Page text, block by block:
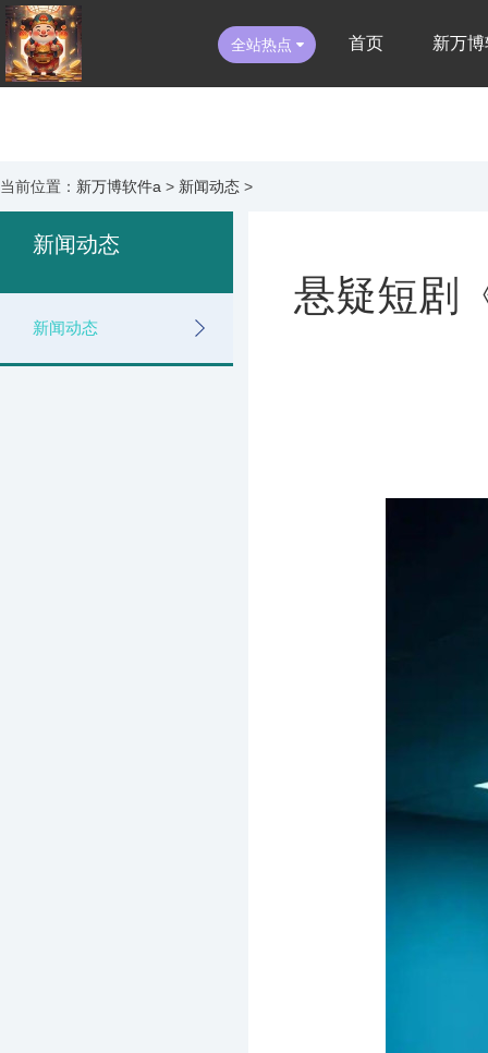
全站热点 首页 新万
当前位置： 新万博软件a > 新闻动态 >
新闻动态
新闻动态
悬疑短剧